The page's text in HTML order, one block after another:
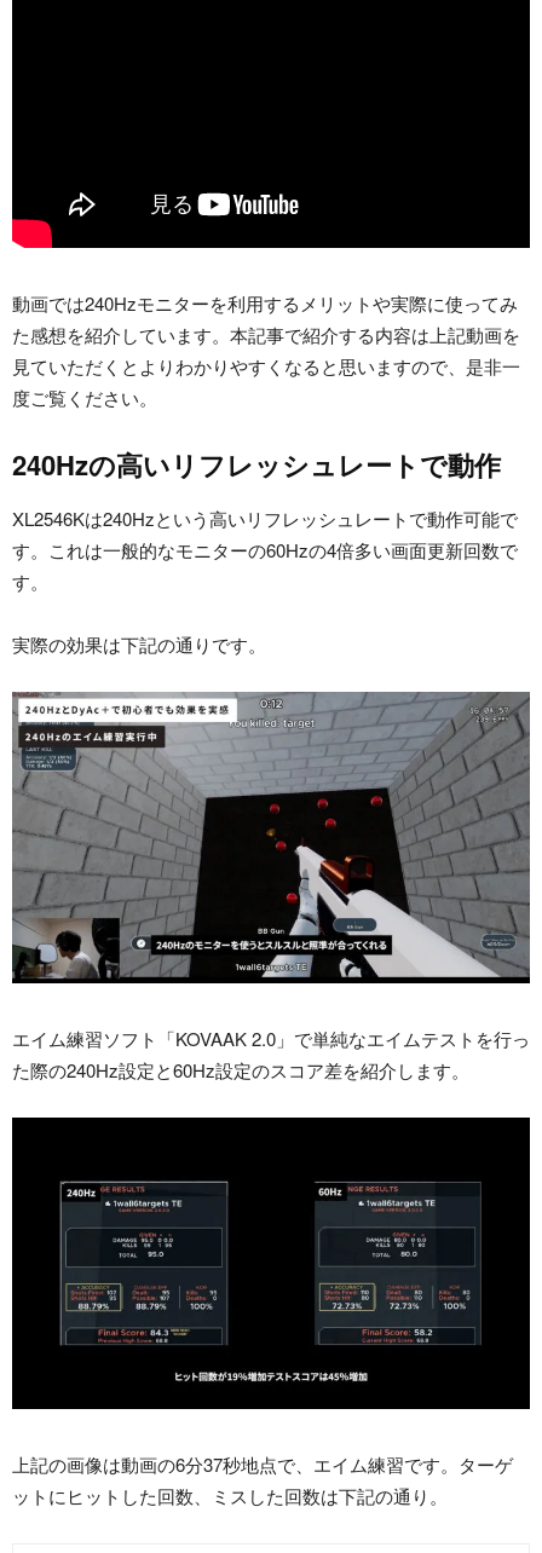
動画では240Hzモニターを利用するメリットや実際に使ってみ
た感想を紹介しています。本記事で紹介する内容は上記動画を
見ていただくとよりわかりやすくなると思いますので、是非一
度ご覧ください。
240Hzの高いリフレッシュレートで動作
XL2546Kは240Hzという高いリフレッシュレートで動作可能で
す。これは一般的なモニターの60Hzの4倍多い画面更新回数で
す。
実際の効果は下記の通りです。
エイム練習ソフト「KOVAAK 2.0」で単純なエイムテストを行っ
た際の240Hz設定と60Hz設定のスコア差を紹介します。
上記の画像は動画の6分37秒地点で、エイム練習です。ターゲ
ットにヒットした回数、ミスした回数は下記の通り。